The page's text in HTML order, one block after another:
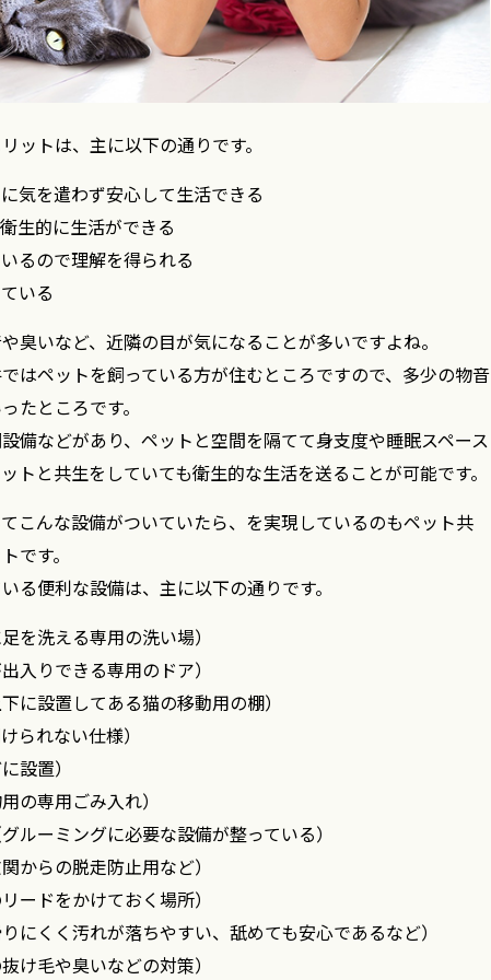
ットは、主に以下の通りです。
気を遣わず安心して生活できる
生的に生活ができる
るので理解を得られる
いる
臭いなど、近隣の目が気になることが多いですよね。
はペットを飼っている方が住むところですので、多少の物音
たところです。
備などがあり、ペットと空間を隔てて身支度や睡眠スペース
トと共生をしていても衛生的な生活を送ることが可能です。
こんな設備がついていたら、を実現しているのもペット共
です。
る便利な設備は、主に以下の通りです。
を洗える専用の洗い場）
入りできる専用のドア）
に設置してある猫の移動用の棚）
られない仕様）
設置）
の専用ごみ入れ）
ルーミングに必要な設備が整っている）
からの脱走防止用など）
ードをかけておく場所）
にくく汚れが落ちやすい、舐めても安心であるなど）
け毛や臭いなどの対策）